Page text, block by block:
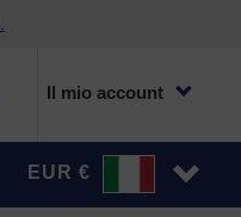
Il mio account
EUR €